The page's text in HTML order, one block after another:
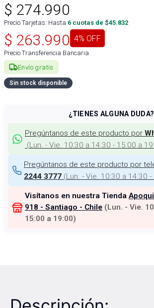
$ 274.990
Precio Tarjetas: Hasta 6 cuotas de $45.832
$ 263.990 4% OFF
Precio Transferencia Bancaria
Envío gratis
Sin stock disponible
¿TIENES ALGUNA DUDA?
Pregúntanos de este producto por
(Lun. - Vie. 10:30 a 14:30 - 15:00 a
Pregúntanos de este producto por
2244 3777 (Lun. - Vie. 10:30 a 14:30
Visítanos en nuestra Tienda
918 - Santiago - Chile (Lun. - Vie.
15:00 a 19:00)